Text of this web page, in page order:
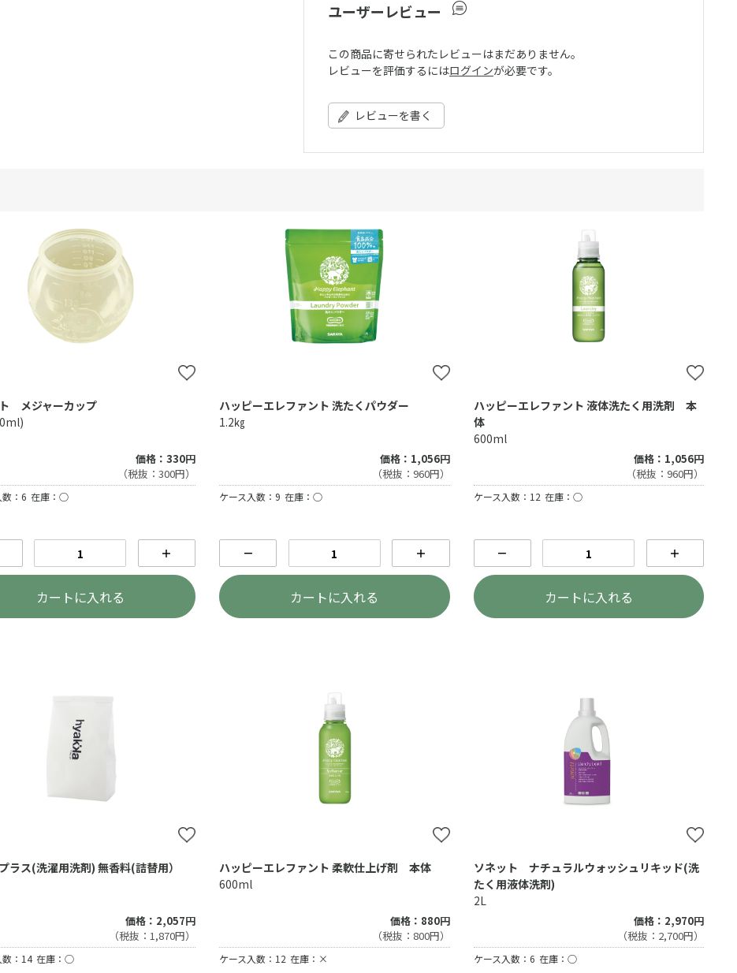
ユーザーレビュー
この商品に寄せられたレビューはまだありません。
レビューを評価するにはログインが必要です。
レビューを書く
メジャーカップ
価格：330円
（税抜：300円）
数：6 在庫：○
＋
カートに入れる
ハッピーエレファント 洗たくパウダー
1.2㎏
価格：1,056円
（税抜：960円）
ケース入数：9 在庫：○
－ ＋
カートに入れる
ハッピーエレファント 液体洗たく用洗剤 本
体
600ml
価格：1,056円
（税抜：960円）
ケース入数：12 在庫：○
－ ＋
カートに入れる
ラス(洗濯用洗剤) 無香料(詰替用）
価格：2,057円
（税抜：1,870円）
数：14 在庫：○
ハッピーエレファント 柔軟仕上げ剤 本体
600ml
価格：880円
（税抜：800円）
ケース入数：12 在庫：×
ソネット ナチュラルウォッシュリキッド(洗
たく用液体洗剤)
2L
価格：2,970円
（税抜：2,700円）
ケース入数：6 在庫：○